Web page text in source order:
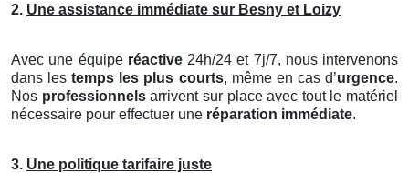
2. Une assistance immédiate sur Besny et Loizy
Avec une équipe réactive24h/24 et 7j/7, nous intervenons
dans lestemps les plus courts, même en cas d’urgence.
Nos professionnelsarrivent sur place avec tout le matériel
nécessaire pour effectuer une réparation immédiate.
3. Une politique tarifaire juste